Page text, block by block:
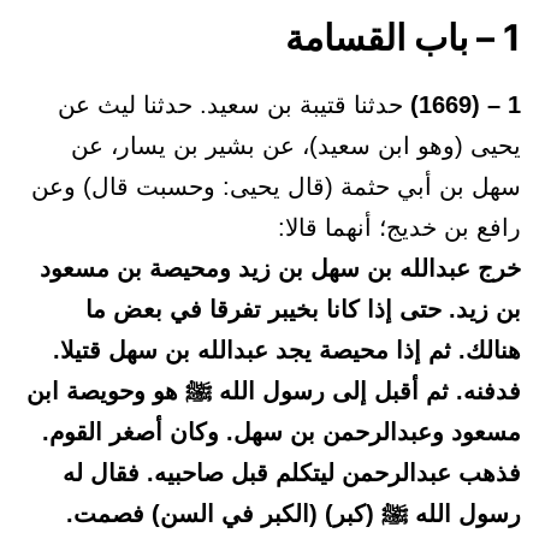
1 – باب القسامة
1 – (1669)
حدثنا قتيبة بن سعيد. حدثنا ليث عن
يحيى (وهو ابن سعيد)، عن بشير بن يسار، عن
سهل بن أبي حثمة (قال يحيى: وحسبت قال) وعن
رافع بن خديج؛ أنهما قالا:
خرج عبدالله بن سهل بن زيد ومحيصة بن مسعود
بن زيد. حتى إذا كانا بخيبر تفرقا في بعض ما
هنالك. ثم إذا محيصة يجد عبدالله بن سهل قتيلا.
فدفنه. ثم أقبل إلى رسول الله ﷺ هو وحويصة ابن
مسعود وعبدالرحمن بن سهل. وكان أصغر القوم.
فذهب عبدالرحمن ليتكلم قبل صاحبيه. فقال له
رسول الله ﷺ (كبر) (الكبر في السن) فصمت.